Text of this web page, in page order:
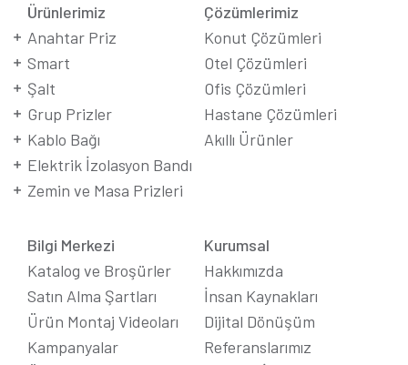
Ürünlerimiz
Anahtar Priz
Smart
Şalt
Grup Prizler
Kablo Bağı
Elektrik İzolasyon Bandı
Zemin ve Masa Prizleri
Çözümlerimiz
Konut Çözümleri
Otel Çözümleri
Ofis Çözümleri
Hastane Çözümleri
Akıllı Ürünler
Bilgi Merkezi
Katalog ve Broşürler
Satın Alma Şartları
Ürün Montaj Videoları
Kampanyalar
Kurumsal
Hakkımızda
İnsan Kaynakları
Dijital Dönüşüm
Referanslarımız